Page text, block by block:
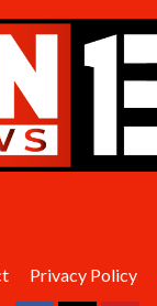
Privacy Policy